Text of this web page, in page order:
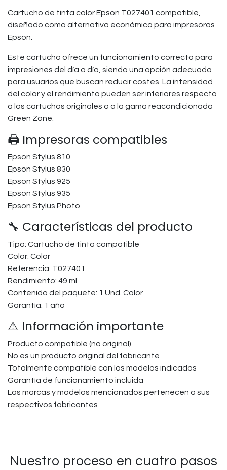
Cartucho de tinta color Epson T027401 compatible,
diseñado como alternativa económica para impresoras
Epson.
Este cartucho ofrece un funcionamiento correcto para
impresiones del día a día, siendo una opción adecuada
para usuarios que buscan reducir costes. La intensidad
del color y el rendimiento pueden ser inferiores respecto
a los cartuchos originales o a la gama reacondicionada
Green Zone.
🖨️ Impresoras compatibles
Epson Stylus 810
Epson Stylus 830
Epson Stylus 925
Epson Stylus 935
Epson Stylus Photo
🔧 Características del producto
Tipo: Cartucho de tinta compatible
Color: Color
Referencia: T027401
Rendimiento: 49 ml
Contenido del paquete: 1 Und. Color
Garantía: 1 año
⚠️ Información importante
Producto compatible (no original)
No es un producto original del fabricante
Totalmente compatible con los modelos indicados
Garantía de funcionamiento incluida
Las marcas y modelos mencionados pertenecen a sus
respectivos fabricantes
Nuestro proceso en cuatro pasos